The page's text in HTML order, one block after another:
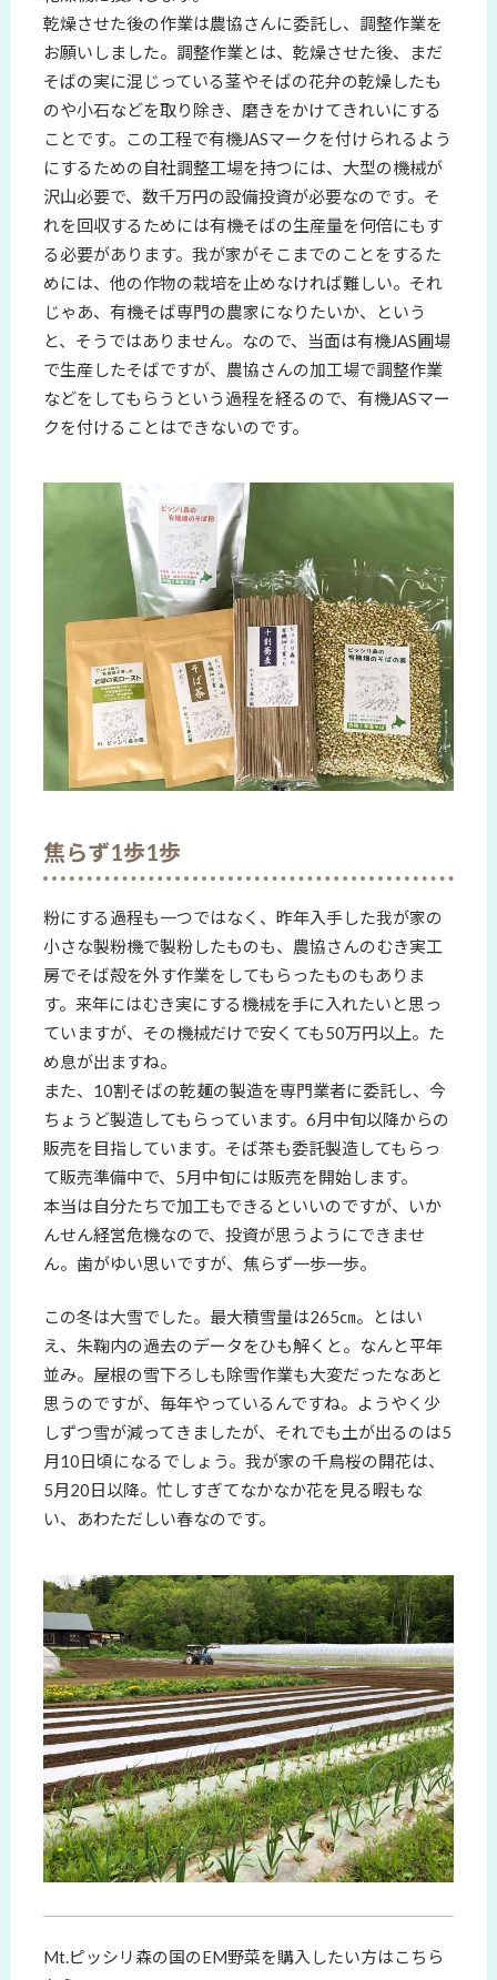
乾燥させた後の作業は農協さんに委託し、調整作業を
お願いしました。調整作業とは、乾燥させた後、まだ
そばの実に混じっている茎やそばの花弁の乾燥したも
のや小石などを取り除き、磨きをかけてきれいにする
ことです。この工程で有機JASマークを付けられるよう
にするための自社調整工場を持つには、大型の機械が
沢山必要で、数千万円の設備投資が必要なのです。そ
れを回収するためには有機そばの生産量を何倍にもす
る必要があります。我が家がそこまでのことをするた
めには、他の作物の栽培を止めなければ難しい。それ
じゃあ、有機そば専門の農家になりたいか、という
と、そうではありません。なので、当面は有機JAS圃場
で生産したそばですが、農協さんの加工場で調整作業
などをしてもらうという過程を経るので、有機JASマー
クを付けることはできないのです。
焦らず1歩1歩
粉にする過程も一つではなく、昨年入手した我が家の
小さな製粉機で製粉したものも、農協さんのむき実工
房でそば殻を外す作業をしてもらったものもありま
す。来年にはむき実にする機械を手に入れたいと思っ
ていますが、その機械だけで安くても50万円以上。た
め息が出ますね。
また、10割そばの乾麺の製造を専門業者に委託し、今
ちょうど製造してもらっています。6月中旬以降からの
販売を目指しています。そば茶も委託製造してもらっ
て販売準備中で、5月中旬には販売を開始します。
本当は自分たちで加工もできるといいのですが、いか
んせん経営危機なので、投資が思うようにできませ
ん。歯がゆい思いですが、焦らず一歩一歩。
この冬は大雪でした。最大積雪量は265㎝。とはい
え、朱鞠内の過去のデータをひも解くと。なんと平年
並み。屋根の雪下ろしも除雪作業も大変だったなあと
思うのですが、毎年やっているんですね。ようやく少
しずつ雪が減ってきましたが、それでも土が出るのは5
月10日頃になるでしょう。我が家の千鳥桜の開花は、
5月20日以降。忙しすぎてなかなか花を見る暇もな
い、あわただしい春なのです。
Mt.ピッシリ森の国のEM野菜を購入したい方はこちら